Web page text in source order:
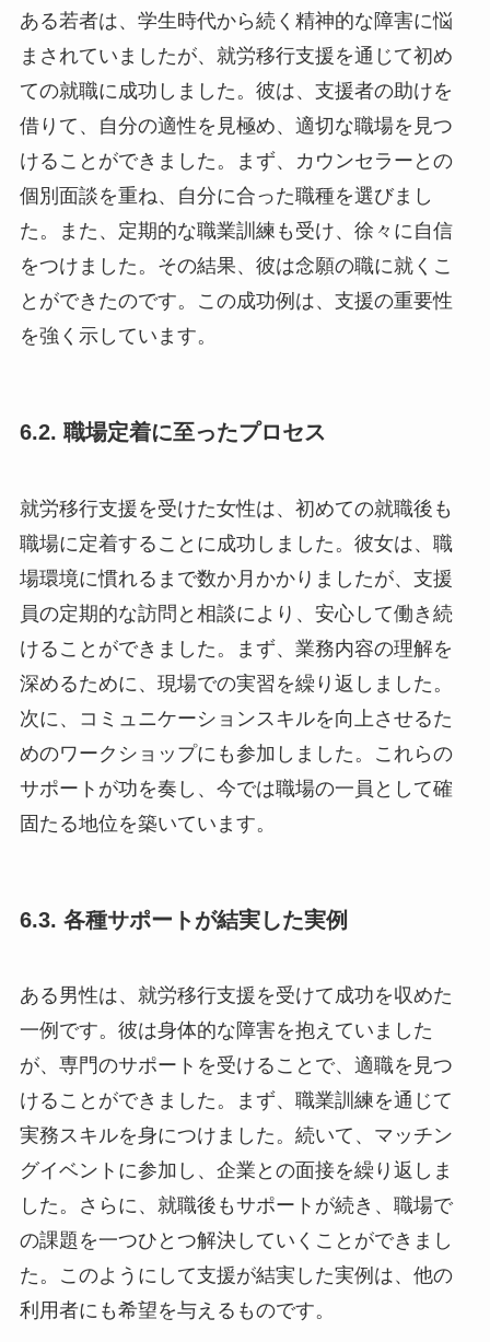
ある若者は、学生時代から続く精神的な障害に悩
まされていましたが、就労移行支援を通じて初め
ての就職に成功しました。彼は、支援者の助けを
借りて、自分の適性を見極め、適切な職場を見つ
けることができました。まず、カウンセラーとの
個別面談を重ね、自分に合った職種を選びまし
た。また、定期的な職業訓練も受け、徐々に自信
をつけました。その結果、彼は念願の職に就くこ
とができたのです。この成功例は、支援の重要性
を強く示しています。
6.2. 職場定着に至ったプロセス
就労移行支援を受けた女性は、初めての就職後も
職場に定着することに成功しました。彼女は、職
場環境に慣れるまで数か月かかりましたが、支援
員の定期的な訪問と相談により、安心して働き続
けることができました。まず、業務内容の理解を
深めるために、現場での実習を繰り返しました。
次に、コミュニケーションスキルを向上させるた
めのワークショップにも参加しました。これらの
サポートが功を奏し、今では職場の一員として確
固たる地位を築いています。
6.3. 各種サポートが結実した実例
ある男性は、就労移行支援を受けて成功を収めた
一例です。彼は身体的な障害を抱えていました
が、専門のサポートを受けることで、適職を見つ
けることができました。まず、職業訓練を通じて
実務スキルを身につけました。続いて、マッチン
グイベントに参加し、企業との面接を繰り返しま
した。さらに、就職後もサポートが続き、職場で
の課題を一つひとつ解決していくことができまし
た。このようにして支援が結実した実例は、他の
利用者にも希望を与えるものです。